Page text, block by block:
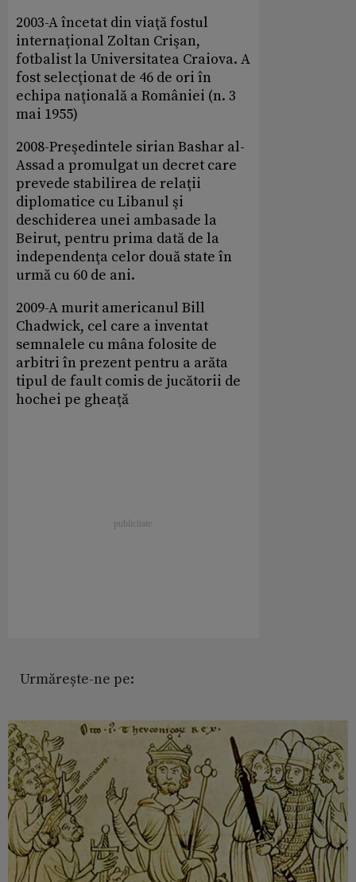
2003-A încetat din viaţă fostul
internaţional Zoltan Crişan,
fotbalist la Universitatea Craiova. A
fost selecţionat de 46 de ori în
echipa naţională a României (n. 3
mai 1955)
2008-Preşedintele sirian Bashar al-
Assad a promulgat un decret care
prevede stabilirea de relaţii
diplomatice cu Libanul şi
deschiderea unei ambasade la
Beirut, pentru prima dată de la
independenţa celor două state în
urmă cu 60 de ani.
2009-A murit americanul Bill
Chadwick, cel care a inventat
semnalele cu mâna folosite de
arbitri în prezent pentru a arăta
tipul de fault comis de jucătorii de
hochei pe gheaţă
Urmărește-ne pe: